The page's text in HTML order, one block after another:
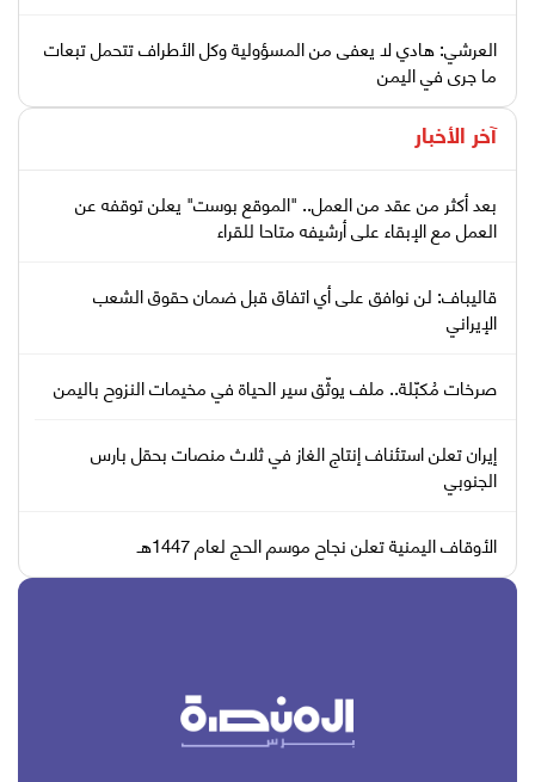
العرشي: هادي لا يعفى من المسؤولية وكل الأطراف تتحمل تبعات
ما جرى في اليمن
آخر الأخبار
بعد أكثر من عقد من العمل.. "الموقع بوست" يعلن توقفه عن
العمل مع الإبقاء على أرشيفه متاحا للقراء
قاليباف: لن نوافق على أي اتفاق قبل ضمان حقوق الشعب
الإيراني
صرخات مُكبّلة.. ملف يوثّق سير الحياة في مخيمات النزوح باليمن
إيران تعلن استئناف إنتاج الغاز في ثلاث منصات بحقل بارس
الجنوبي
الأوقاف اليمنية تعلن نجاح موسم الحج لعام 1447هـ